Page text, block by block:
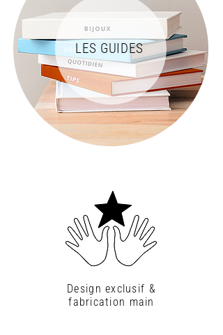
LES GUIDES
Design exclusif &
fabrication main